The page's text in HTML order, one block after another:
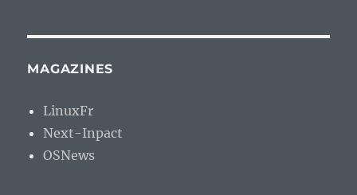
MAGAZINES
LinuxFr
Next-Inpact
OSNews